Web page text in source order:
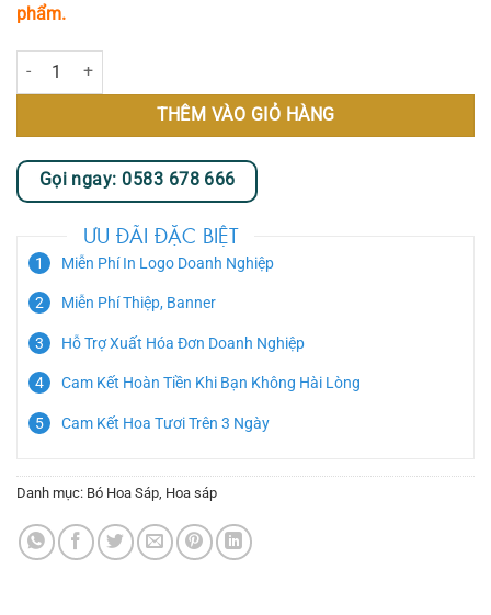
phẩm.
Bó Hoa Sáp Tone Trắng Xanh Với Cách Gói Hiện Đại, Trẻ Trung MS72
THÊM VÀO GIỎ HÀNG
Gọi ngay: 0583 678 666
ƯU ĐÃI ĐẶC BIỆT
Miễn Phí In Logo Doanh Nghiệp
Miễn Phí Thiệp, Banner
Hỗ Trợ Xuất Hóa Đơn Doanh Nghiệp
Cam Kết Hoàn Tiền Khi Bạn Không Hài Lòng
Cam Kết Hoa Tươi Trên 3 Ngày
Danh mục: Bó Hoa Sáp, Hoa sáp